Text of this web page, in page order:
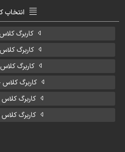
انتخاب
کاربرگ
کاربرگ
کاربرگ
کاربرگ کلاس
کاربرگ
کاربرگ